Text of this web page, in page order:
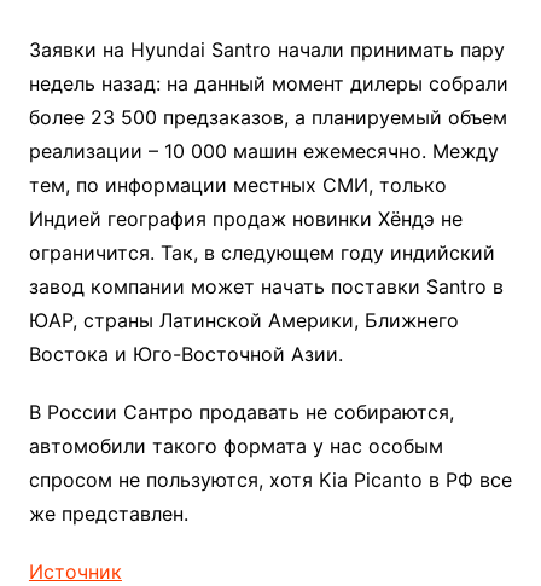
Заявки на Hyundai Santro начали принимать пару
недель назад: на данный момент дилеры собрали
более 23 500 предзаказов, а планируемый объем
реализации – 10 000 машин ежемесячно. Между
тем, по информации местных СМИ, только
Индией география продаж новинки Хёндэ не
ограничится. Так, в следующем году индийский
завод компании может начать поставки Santro в
ЮАР, страны Латинской Америки, Ближнего
Востока и Юго-Восточной Азии.
В России Сантро продавать не собираются,
автомобили такого формата у нас особым
спросом не пользуются, хотя Kia Picanto в РФ все
же представлен.
Источник